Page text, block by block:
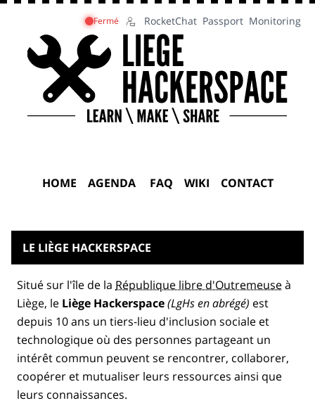
Fermé RocketChat Passport Monitoring
HOME AGENDA FAQ WIKI CONTACT
LE LIÈGE HACKERSPACE
Situé sur l'île de la République libre d'Outremeuseà
Liège, le Liège Hackerspace(LgHs en abrégé) est
depuis 10 ans un tiers-lieu d'inclusion sociale et
technologique où des personnes partageant un
intérêt commun peuvent se rencontrer, collaborer,
coopérer et mutualiser leurs ressources ainsi que
leurs connaissances.